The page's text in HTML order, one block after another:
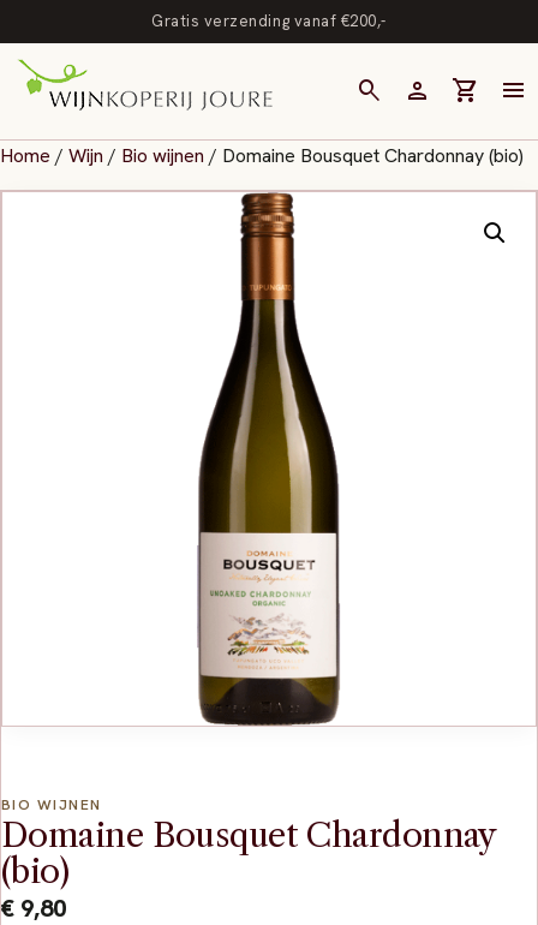
Gratis verzending vanaf €200,-
search person shopping_cart menu
Home / Wijn / Bio wijnen / Domaine Bousquet Chardonnay (bio)
BIO WIJNEN
Domaine Bousquet Chardonnay
(bio)
€ 9,80